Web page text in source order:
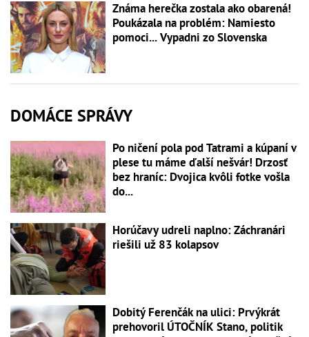
Známa herečka zostala ako obarená!
Poukázala na problém: Namiesto
pomoci... Vypadni zo Slovenska
DOMÁCE SPRÁVY
Po ničení pola pod Tatrami a kúpaní v
plese tu máme ďalší nešvár! Drzosť
bez hraníc: Dvojica kvôli fotke vošla
do...
Horúčavy udreli naplno: Záchranári
riešili už 83 kolapsov
Dobitý Ferenčák na ulici: Prvýkrát
prehovoril ÚTOČNÍK Stano, politik